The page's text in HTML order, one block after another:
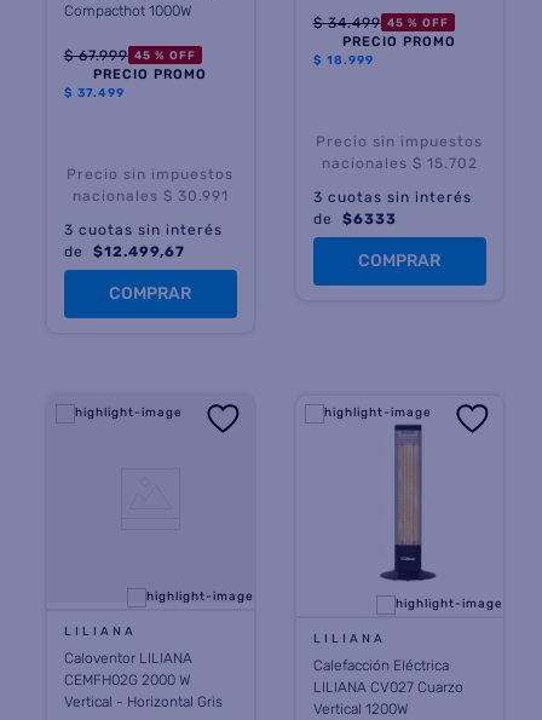
Compacthot 1000W
$ 67.999 45 % OFF
PRECIO PROMO
$ 37.499
Precio sin impuestos
nacionales $ 30.991
3 cuotas sin interés
de $12.499,67
COMPRAR
$ 34.499 45 % OFF
PRECIO PROMO
$ 18.999
Precio sin impuestos
nacionales $ 15.702
3 cuotas sin interés
de $6333
COMPRAR
LILIANA
Caloventor LILIANA
CEMFH02G 2000 W
Vertical - Horizontal Gris
LILIANA
Calefacción Eléctrica
LILIANA CV027 Cuarzo
Vertical 1200W